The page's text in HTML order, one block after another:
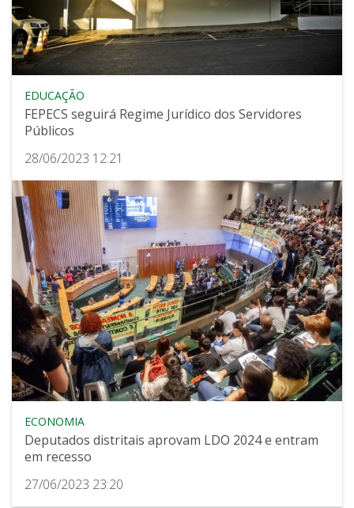
EDUCAÇÃO
FEPECS seguirá Regime Jurídico dos Servidores
Públicos
28/06/2023 12:21
ECONOMIA
Deputados distritais aprovam LDO 2024 e entram
em recesso
27/06/2023 23:20